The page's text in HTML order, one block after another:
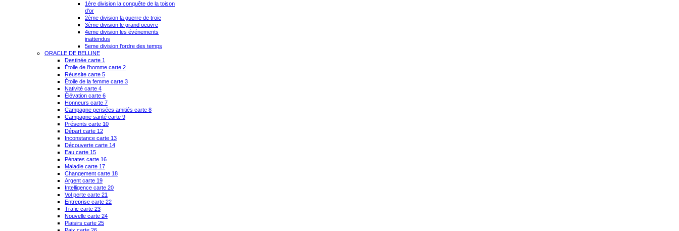
1ère division la conquête de la toison
d'or
2ème division la guerre de troie
3ème division le grand oeuvre
4eme division les événements
inattendus
5eme division l'ordre des temps
ORACLE DE BELLINE
Destinée carte 1
Étoile de l'homme carte 2
Réussite carte 5
Étoile de la femme carte 3
Nativité carte 4
Élévation carte 6
Honneurs carte 7
Campagne pensées amitiés carte 8
Campagne santé carte 9
Présents carte 10
Départ carte 12
Inconstance carte 13
Découverte carte 14
Eau carte 15
Pénates carte 16
Maladie carte 17
Changement carte 18
Argent carte 19
Intelligence carte 20
Vol perte carte 21
Entreprise carte 22
Trafic carte 23
Nouvelle carte 24
Plaisirs carte 25